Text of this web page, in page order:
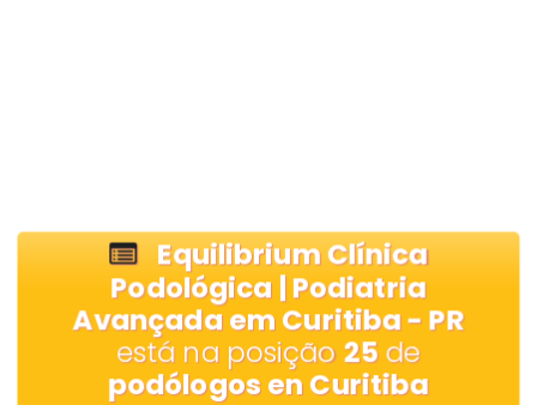
Equilibrium Clínica
Podológica | Podiatria
Avançada em Curitiba - PR
está na posição25de
podólogos en Curitiba